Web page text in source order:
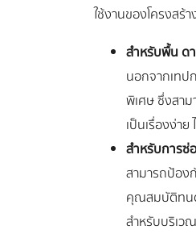
ใช้งานของโครงสร้
สำหรับพื้น ด
นอกจากเทป
พิเศษ ซึ่งสา
เป็นเรื่องง่า
สำหรับการซ่
สามารถป้อง
คุณสมบัติทนต่
สำหรับบริเว